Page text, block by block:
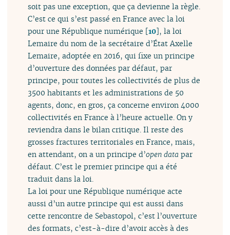
soit pas une exception, que ça devienne la règle.
C’est ce qui s’est passé en France avec la loi
pour une République numérique [10], la loi
Lemaire du nom de la secrétaire d’État Axelle
Lemaire, adoptée en 2016, qui fixe un principe
d’ouverture des données par défaut, par
principe, pour toutes les collectivités de plus de
3500 habitants et les administrations de 50
agents, donc, en gros, ça concerne environ 4000
collectivités en France à l’heure actuelle. On y
reviendra dans le bilan critique. Il reste des
grosses fractures territoriales en France, mais,
en attendant, on a un principe d’open data par
défaut. C’est le premier principe qui a été
traduit dans la loi.
La loi pour une République numérique acte
aussi d’un autre principe qui est aussi dans
cette rencontre de Sebastopol, c’est l’ouverture
des formats, c’est-à-dire d’avoir accès à des